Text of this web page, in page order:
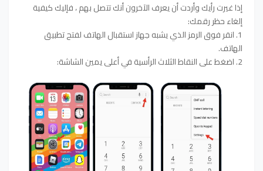
إذا غيرت رأيك وأردت أن يعرف الآخرون أنك تتصل بهم ، فإليك كيفية
إلغاء حظر رقمك:
1. انقر فوق الرمز الذي يشبه جهاز استقبال الهاتف لفتح تطبيق
الهاتف.
2. اضغط على النقاط الثلاث الرأسية في أعلى يمين الشاشة: